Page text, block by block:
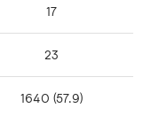
17
23
1640 (57.9)